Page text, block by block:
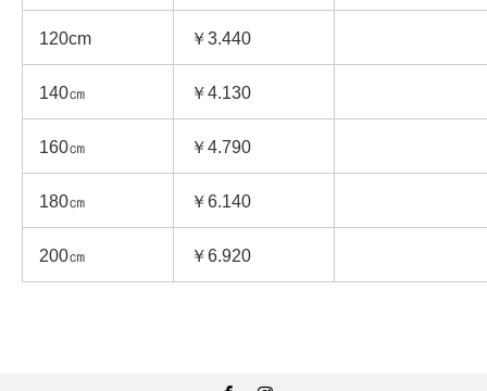
120cm ￥3.440
140㎝ ￥4.130
160㎝ ￥4.790
180㎝ ￥6.140
200㎝ ￥6.920